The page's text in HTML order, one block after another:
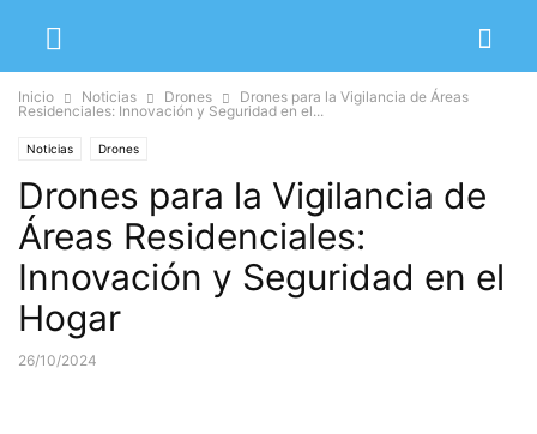
Inicio Noticias Drones
Drones para la Vigilancia de Áreas
Residenciales: Innovación y Seguridad en el...
Noticias Drones
Drones para la Vigilancia de
Áreas Residenciales:
Innovación y Seguridad en el
Hogar
26/10/2024